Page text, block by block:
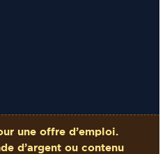
une offre d’emploi.
d’argent ou contenu